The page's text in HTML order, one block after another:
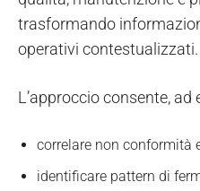
trasformando
operativi contestualizzati.
L’approccio consente, ad
correlare non conformità
identificare pattern di